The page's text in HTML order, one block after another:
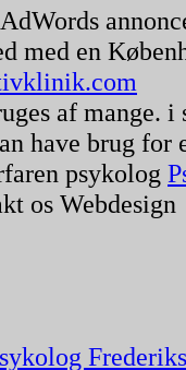
med en
af
have brug for
psykolog
os Webdesign